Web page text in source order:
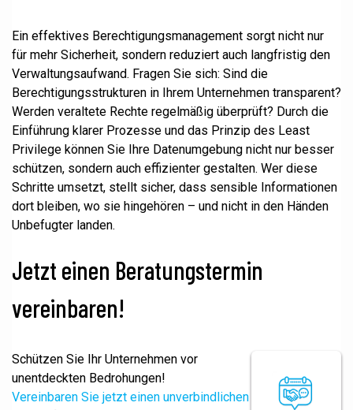
Ein effektives Berechtigungsmanagement sorgt nicht nur
für mehr Sicherheit, sondern reduziert auch langfristig den
Verwaltungsaufwand. Fragen Sie sich: Sind die
Berechtigungsstrukturen in Ihrem Unternehmen transparent?
Werden veraltete Rechte regelmäßig überprüft? Durch die
Einführung klarer Prozesse und das Prinzip des Least
Privilege können Sie Ihre Datenumgebung nicht nur besser
schützen, sondern auch effizienter gestalten. Wer diese
Schritte umsetzt, stellt sicher, dass sensible Informationen
dort bleiben, wo sie hingehören – und nicht in den Händen
Unbefugter landen.
Jetzt einen Beratungstermin
vereinbaren!
Schützen Sie Ihr Unternehmen vor
unentdeckten Bedrohungen!
Vereinbaren Sie jetzt einen unverbindlichen